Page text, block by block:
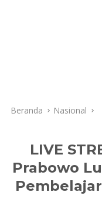
Beranda Nasional
LIVE
Prabowo